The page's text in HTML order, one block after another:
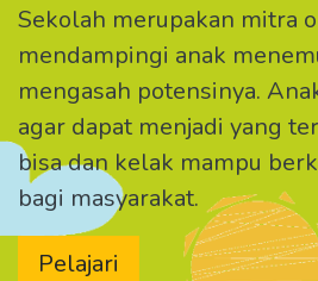
Sekolah merupakan mitra
mendampingi anak
mengasah potensinya.
agar dapat menjadi yang
bisa dan kelak mampu
bagi masyarakat.
Pelajari